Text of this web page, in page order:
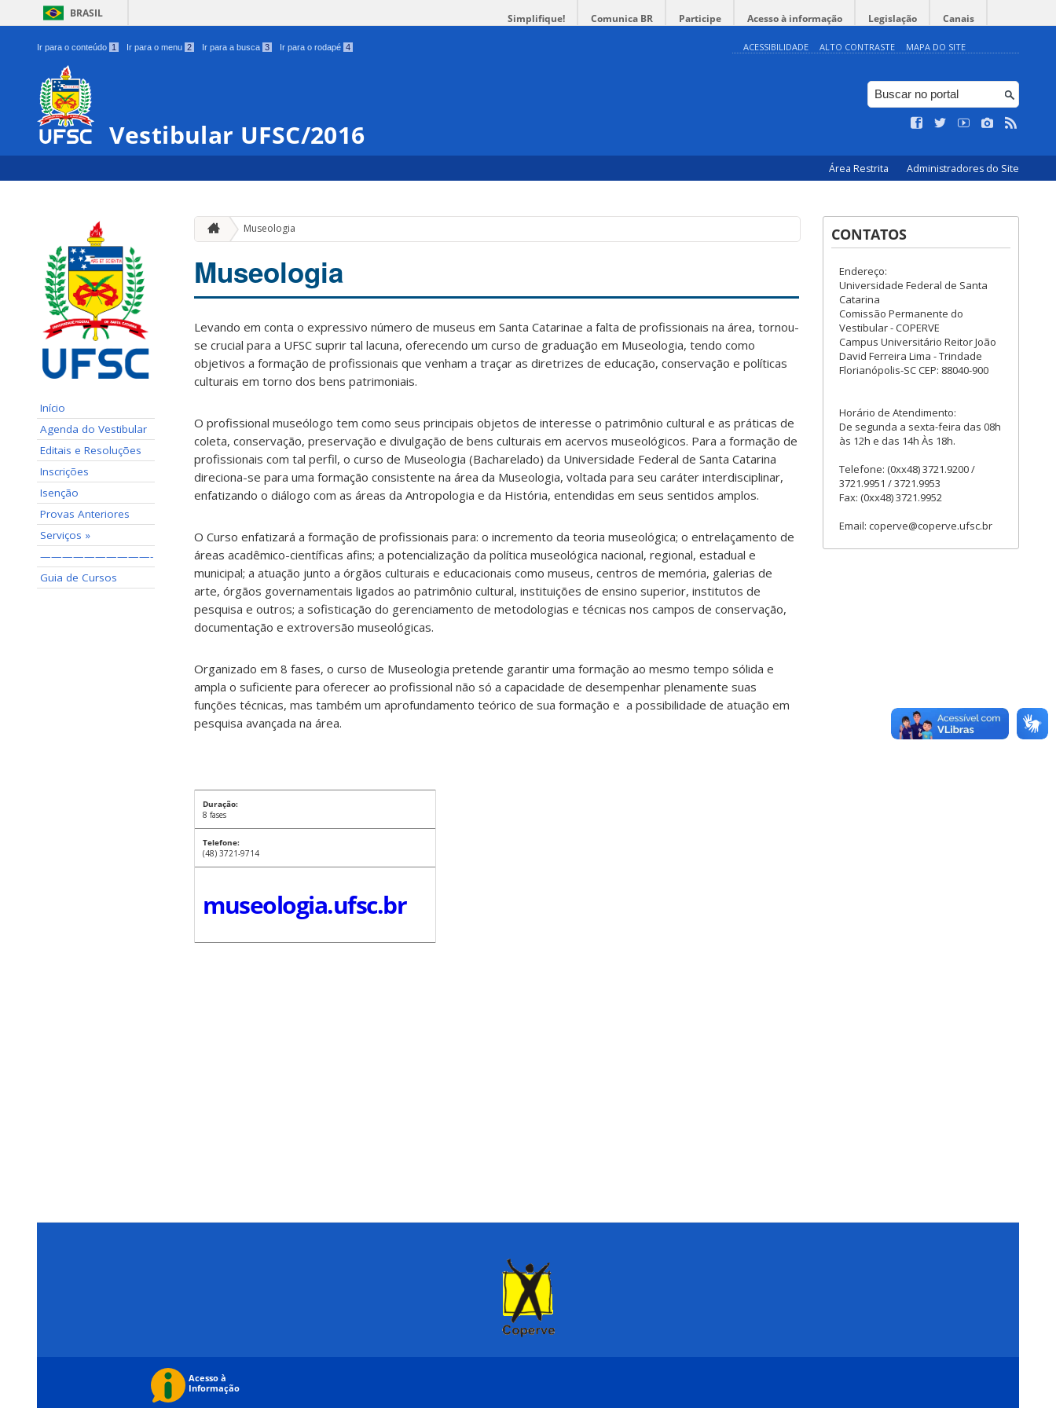
BRASIL Simplifique! Comunica BR Participe Acesso à informação Legislação Canais
Ir para o conteúdo 1 Ir para o menu 2 Ir para a busca 3 Ir para o rodapé 4 ACESSIBILIDADE ALTO CONTRASTE MAPA DO SITE
Vestibular UFSC/2016
Área Restrita Administradores do Site
Início
Agenda do Vestibular
Editais e Resoluções
Inscrições
Isenção
Provas Anteriores
Serviços »
——————————-
Guia de Cursos
Museologia
Museologia
Levando em conta o expressivo número de museus em Santa Catarinae a falta de profissionais na área, tornou-
se crucial para a UFSC suprir tal lacuna, oferecendo um curso de graduação em Museologia, tendo como
objetivos a formação de profissionais que venham a traçar as diretrizes de educação, conservação e políticas
culturais em torno dos bens patrimoniais.
O profissional museólogo tem como seus principais objetos de interesse o patrimônio cultural e as práticas de
coleta, conservação, preservação e divulgação de bens culturais em acervos museológicos. Para a formação de
profissionais com tal perfil, o curso de Museologia (Bacharelado) da Universidade Federal de Santa Catarina
direciona-se para uma formação consistente na área da Museologia, voltada para seu caráter interdisciplinar,
enfatizando o diálogo com as áreas da Antropologia e da História, entendidas em seus sentidos amplos.
O Curso enfatizará a formação de profissionais para: o incremento da teoria museológica; o entrelaçamento de
áreas acadêmico-científicas afins; a potencialização da política museológica nacional, regional, estadual e
municipal; a atuação junto a órgãos culturais e educacionais como museus, centros de memória, galerias de
arte, órgãos governamentais ligados ao patrimônio cultural, instituições de ensino superior, institutos de
pesquisa e outros; a sofisticação do gerenciamento de metodologias e técnicas nos campos de conservação,
documentação e extroversão museológicas.
Organizado em 8 fases, o curso de Museologia pretende garantir uma formação ao mesmo tempo sólida e
ampla o suficiente para oferecer ao profissional não só a capacidade de desempenhar plenamente suas
funções técnicas, mas também um aprofundamento teórico de sua formação e a possibilidade de atuação em
pesquisa avançada na área.
Duração:
8 fases
Telefone:
(48) 3721-9714
museologia.ufsc.br
CONTATOS
Endereço:
Universidade Federal de Santa
Catarina
Comissão Permanente do
Vestibular - COPERVE
Campus Universitário Reitor João
David Ferreira Lima - Trindade
Florianópolis-SC CEP: 88040-900
Horário de Atendimento:
De segunda a sexta-feira das 08h
às 12h e das 14h Às 18h.
Telefone: (0xx48) 3721.9200 /
3721.9951 / 3721.9953
Fax: (0xx48) 3721.9952
Email: coperve@coperve.ufsc.br